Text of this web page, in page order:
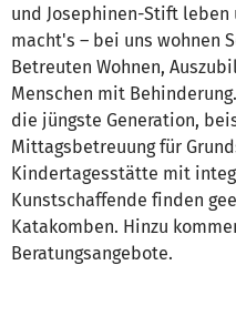
und Josephinen-Stift
macht's – bei uns wohnen
Betreuten Wohnen,
Menschen mit
die jüngste Generation,
Mittagsbetreuung für
Kindertagesstätte mit
Kunstschaffende finden
Katakomben. Hinzu
Beratungsangebote.